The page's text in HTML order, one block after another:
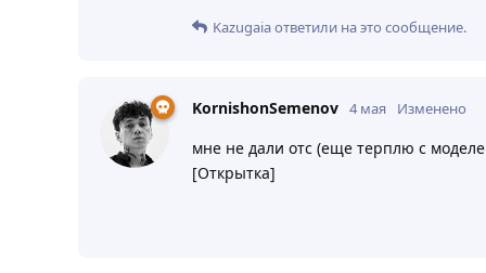
Kazugaiaответили на это сообщение.
KornishonSemenov 4 мая Изменено
мне не дали отс (еще терплю с
[Открытка]